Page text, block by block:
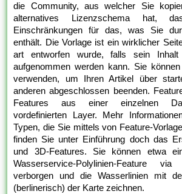
die Community, aus welcher Sie
alternatives Lizenzschema hat,
Einschränkungen für das, was Sie
enthält. Die Vorlage ist ein wirklicher
art entworfen wurde, falls sein
aufgenommen werden kann. Sie
verwenden, um Ihren Artikel über
anderen abgeschlossen beenden.
Features aus einer einzelnen
vordefinierten Layer. Mehr
Typen, die Sie mittels von Feature-
finden Sie unter Einführung doch das
und 3D-Features. Sie können etwa
Wasserservice-Polylinien-Feature
verborgen und die Wasserlinien mit
(berlinerisch) der Karte zeichnen.